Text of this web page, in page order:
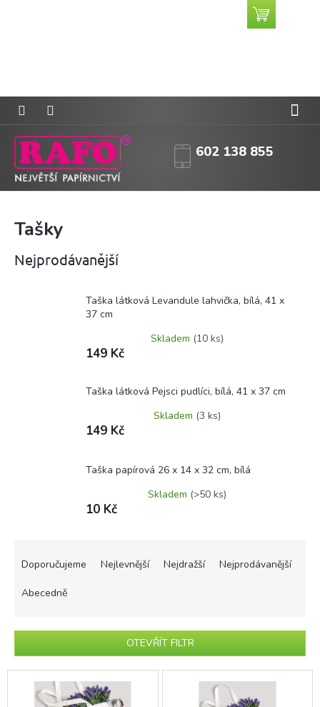
602 138 855
Nákupní
košík
Tašky
Nejprodávanější
Taška látková Levandule lahvička, bílá, 41 x
37 cm
Skladem (10 ks)
149 Kč
Taška látková Pejsci pudlíci, bílá, 41 x 37 cm
Skladem (3 ks)
149 Kč
Taška papírová 26 x 14 x 32 cm, bílá
Skladem (>50 ks)
10 Kč
p
r
o
Doporučujeme Nejlevnější Nejdražší Nejprodávanější
Abecedně
OTEVŘÍT FILTR
V